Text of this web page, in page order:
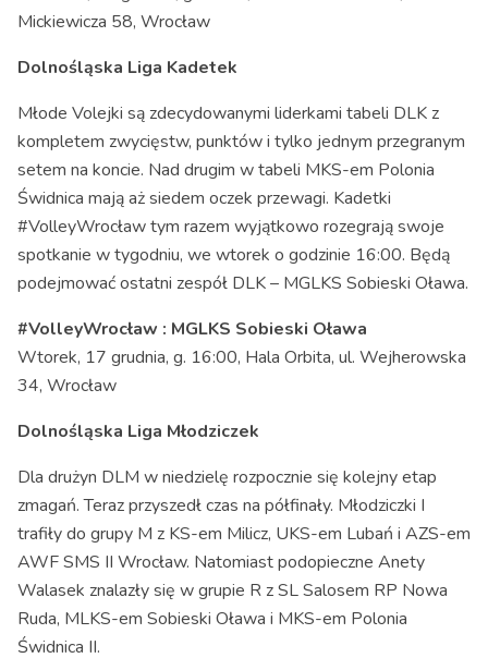
Mickiewicza 58, Wrocław
Dolnośląska Liga Kadetek
Młode Volejki są zdecydowanymi liderkami tabeli DLK z
kompletem zwycięstw, punktów i tylko jednym przegranym
setem na koncie. Nad drugim w tabeli MKS-em Polonia
Świdnica mają aż siedem oczek przewagi. Kadetki
#VolleyWrocław tym razem wyjątkowo rozegrają swoje
spotkanie w tygodniu, we wtorek o godzinie 16:00. Będą
podejmować ostatni zespół DLK – MGLKS Sobieski Oława.
#VolleyWrocław : MGLKS Sobieski Oława
Wtorek, 17 grudnia, g. 16:00, Hala Orbita, ul. Wejherowska
34, Wrocław
Dolnośląska Liga Młodziczek
Dla drużyn DLM w niedzielę rozpocznie się kolejny etap
zmagań. Teraz przyszedł czas na półfinały. Młodziczki I
trafiły do grupy M z KS-em Milicz, UKS-em Lubań i AZS-em
AWF SMS II Wrocław. Natomiast podopieczne Anety
Walasek znalazły się w grupie R z SL Salosem RP Nowa
Ruda, MLKS-em Sobieski Oława i MKS-em Polonia
Świdnica II.